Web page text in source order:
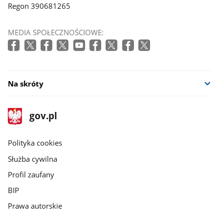
Regon 390681265
MEDIA SPOŁECZNOŚCIOWE:
Na skróty
stopka
gov.pl
Strona
gov.pl
gov.pl
Polityka cookies
Służba cywilna
Profil zaufany
BIP
Prawa autorskie